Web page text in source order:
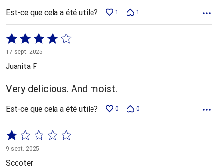
Est-ce que cela a été utile? 1 1
Coté
4 sur
5
17 sept. 2025
Juanita F
Very delicious. And moist.
Est-ce que cela a été utile? 0 0
Coté
1 sur
5
9 sept. 2025
Scooter